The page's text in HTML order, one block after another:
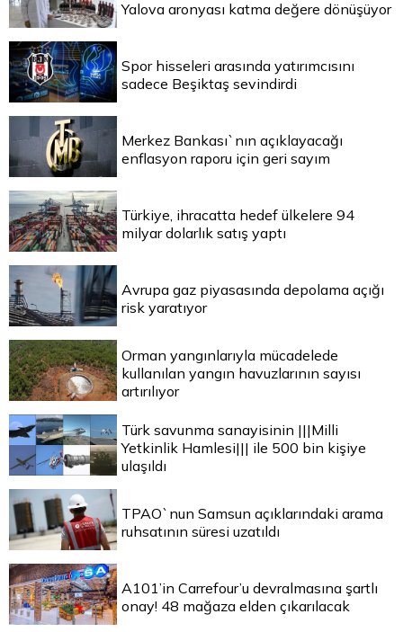
Yalova aronyası katma değere dönüşüyor
Spor hisseleri arasında yatırımcısını
sadece Beşiktaş sevindirdi
Merkez Bankası`nın açıklayacağı
enflasyon raporu için geri sayım
Türkiye, ihracatta hedef ülkelere 94
milyar dolarlık satış yaptı
Avrupa gaz piyasasında depolama açığı
risk yaratıyor
Orman yangınlarıyla mücadelede
kullanılan yangın havuzlarının sayısı
artırılıyor
Türk savunma sanayisinin |||Milli
Yetkinlik Hamlesi||| ile 500 bin kişiye
ulaşıldı
TPAO`nun Samsun açıklarındaki arama
ruhsatının süresi uzatıldı
A101’in Carrefour’u devralmasına şartlı
onay! 48 mağaza elden çıkarılacak